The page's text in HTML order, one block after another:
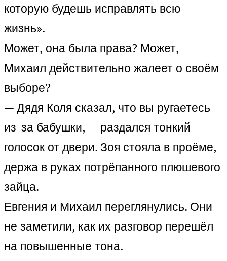
которую будешь исправлять всю
жизнь».
Может, она была права? Может,
Михаил действительно жалеет о своём
выборе?
— Дядя Коля сказал, что вы ругаетесь
из-за бабушки, — раздался тонкий
голосок от двери. Зоя стояла в проёме,
держа в руках потрёпанного плюшевого
зайца.
Евгения и Михаил переглянулись. Они
не заметили, как их разговор перешёл
на повышенные тона.